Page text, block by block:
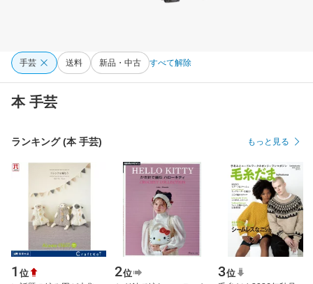
手芸 送料 新品・中古 すべて解除
本 手芸
ランキング (本 手芸) もっと見る
1 位 2位 3位